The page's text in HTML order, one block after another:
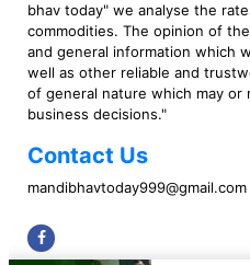
bhav today" we analyse the
commodities. The opinion of
and general information which
well as other reliable and
of general nature which may or
business decisions."
Contact Us
mandibhavtoday999@gmail.com